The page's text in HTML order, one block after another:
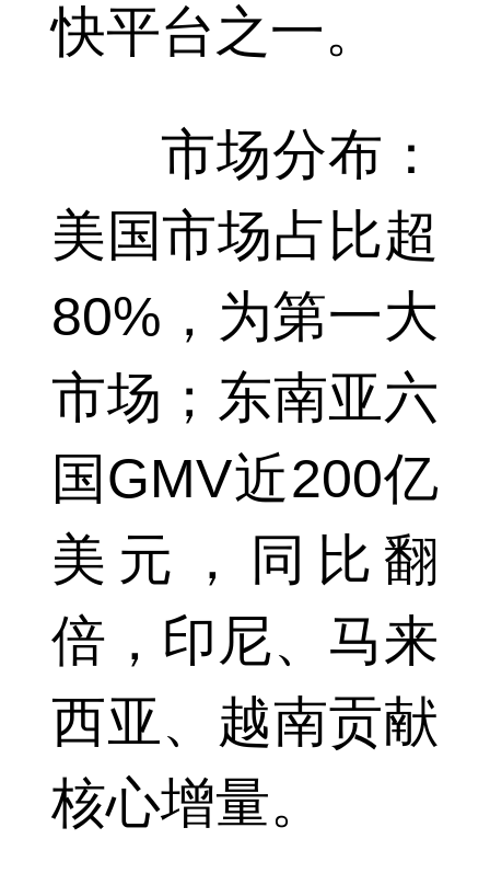
快平台之一。
市场分布：
美国市场占比超
80%，为第一大
市场；东南亚六
国GMV近200亿
美元，同比翻
倍，印尼、马来
西亚、越南贡献
核心增量。